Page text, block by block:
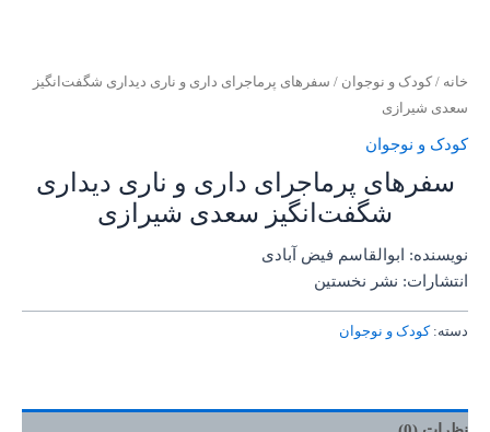
خانه / کودک و نوجوان / سفرهای پرماجرای داری و ناری دیداری شگفت‌انگیز
سعدی شیرازی
کودک و نوجوان
سفرهای پرماجرای داری و ناری دیداری
شگفت‌انگیز سعدی شیرازی
نویسنده: ابوالقاسم فیض آبادی
انتشارات: نشر نخستین
دسته:کودک و نوجوان